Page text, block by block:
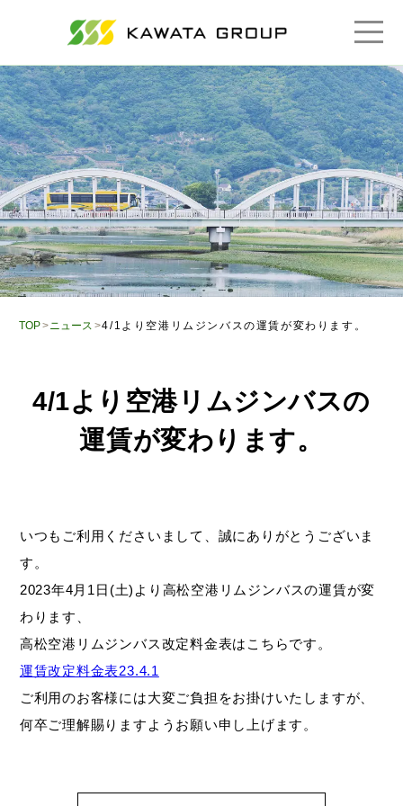
TOP ニュース 4/1より空港リムジンバスの運賃が変わります。
4/1より空港リムジンバスの
運賃が変わります。
いつもご利用くださいまして、誠にありがとうございま
す。
2023年4月1日(土)より高松空港リムジンバスの運賃が変
わります、
高松空港リムジンバス改定料金表はこちらです。
運賃改定料金表23.4.1
ご利用のお客様には大変ご負担をお掛けいたしますが、
何卒ご理解賜りますようお願い申し上げます。